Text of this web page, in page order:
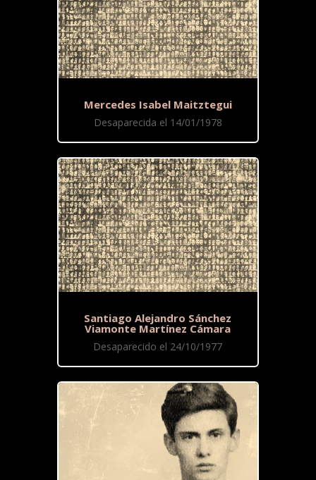
Mercedes Isabel Maitztegui
Desaparecida el 14/01/1978
Santiago Alejandro Sánchez
Viamonte Martínez Cámara
Desaparecido el 24/10/1977